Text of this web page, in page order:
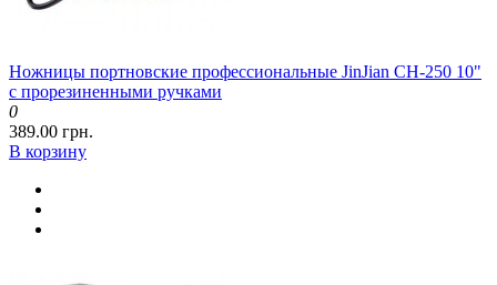
Ножницы портновские профессиональные JinJian CH-250 10"
с прорезиненными ручками
0
389.00 грн.
В корзину